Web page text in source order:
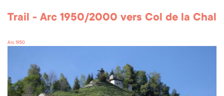
Trail - Arc 1950/2000 vers Col de la Chal
Arc 1950